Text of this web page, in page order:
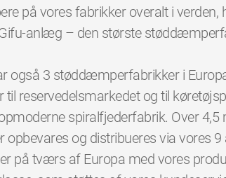
på vores fabrikker overalt i verden,
anlæg – den største
også 3 støddæmperfabrikker i
til reservedelsmarkedet og til
spiralfjederfabrik. Over 4,5
opbevares og distribueres via vores
på tværs af Europa med vores